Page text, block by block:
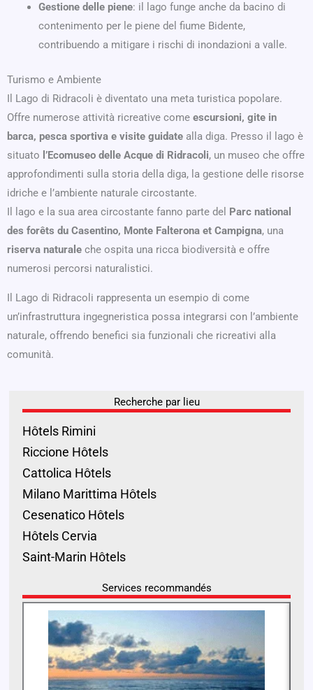
Gestione delle piene: il lago funge anche da bacino di
contenimento per le piene del fiume Bidente,
contribuendo a mitigare i rischi di inondazioni a valle.
Turismo e Ambiente
Il Lago di Ridracoli è diventato una meta turistica popolare.
Offre numerose attività ricreative come escursioni, gite in
barca, pesca sportiva e visite guidate alla diga. Presso il lago è
situato l’Ecomuseo delle Acque di Ridracoli, un museo che offre
approfondimenti sulla storia della diga, la gestione delle risorse
idriche e l’ambiente naturale circostante.
Il lago e la sua area circostante fanno parte del Parc national
des forêts du Casentino, Monte Falterona et Campigna, una
riserva naturale che ospita una ricca biodiversità e offre
numerosi percorsi naturalistici.
Il Lago di Ridracoli rappresenta un esempio di come
un’infrastruttura ingegneristica possa integrarsi con l’ambiente
naturale, offrendo benefici sia funzionali che ricreativi alla
comunità.
Recherche par lieu
Hôtels Rimini
Riccione Hôtels
Cattolica Hôtels
Milano Marittima Hôtels
Cesenatico Hôtels
Hôtels Cervia
Saint-Marin Hôtels
Services recommandés